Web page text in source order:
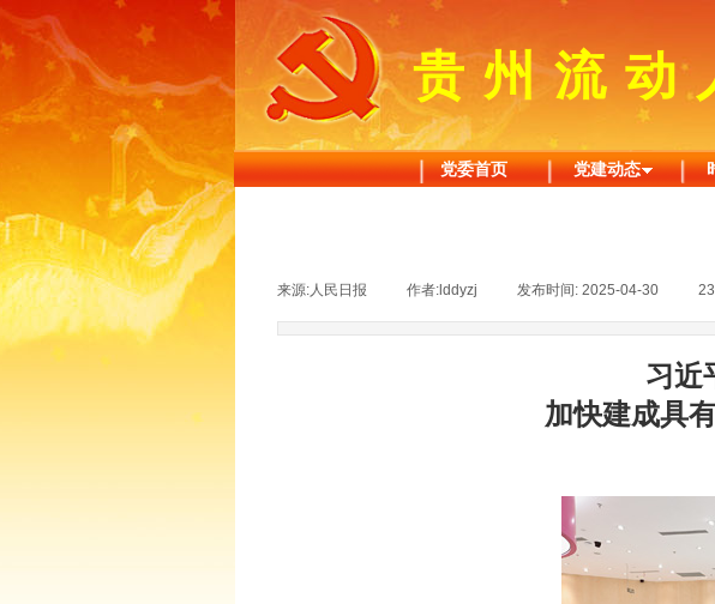
贵州流动
党委首页 党建动态
来源:人民日报 作者: lddyzj 发布时间: 2025-04-30
习近
加快建成具